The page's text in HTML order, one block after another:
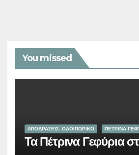
You missed
ΑΠΟΔΡΑΣΕΙΣ- ΟΔΟΙΠΟΡΙΚΟ ΠΕΤΡΙΝΑ
Τα Πέτρινα Γεφύρια